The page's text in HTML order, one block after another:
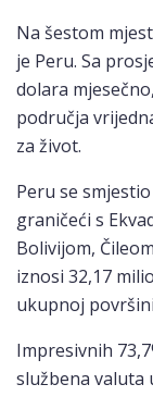
Na šestom
je Peru. Sa
dolara
područja
za život.
Peru se
graničeći s
Bolivijom,
iznosi 32,17
ukupnoj površini
Impresivnih
službena valuta